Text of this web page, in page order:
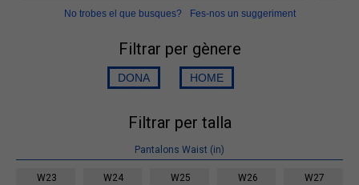
No trobes el que busques? Fes-nos un suggeriment
Filtrar per gènere
Filtrar per talla
Pantalons Waist (in)
W23 W24 W25 W26 W27